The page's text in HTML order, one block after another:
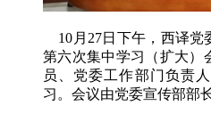
10月27日下午，西译党
第六次集中学习（扩大）
员、党委工作部门负责
习。会议由党委宣传部部